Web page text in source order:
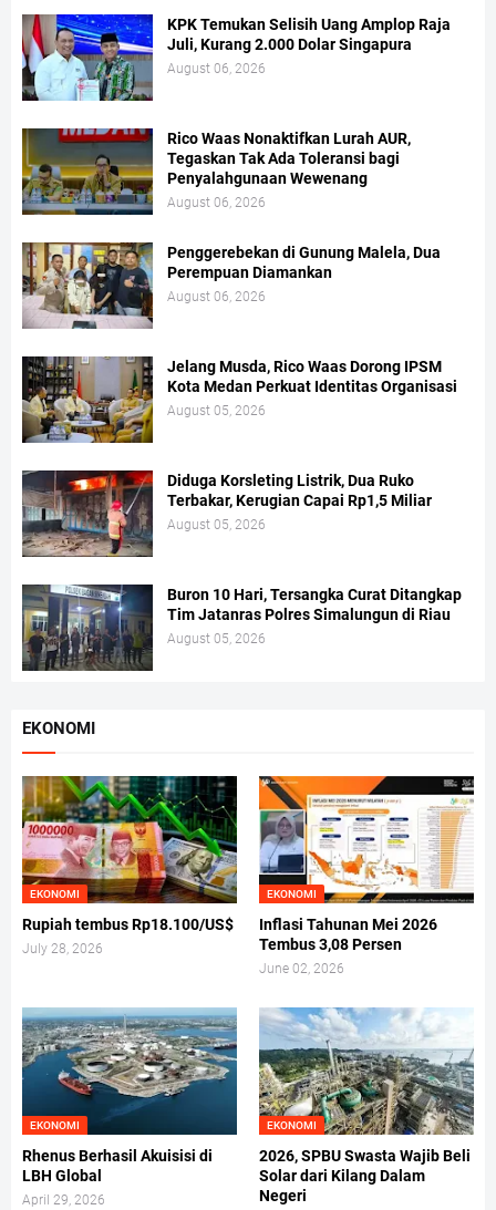
KPK Temukan Selisih Uang Amplop Raja
Juli, Kurang 2.000 Dolar Singapura
August 06, 2026
Rico Waas Nonaktifkan Lurah AUR,
Tegaskan Tak Ada Toleransi bagi
Penyalahgunaan Wewenang
August 06, 2026
Penggerebekan di Gunung Malela, Dua
Perempuan Diamankan
August 06, 2026
Jelang Musda, Rico Waas Dorong IPSM
Kota Medan Perkuat Identitas Organisasi
August 05, 2026
Diduga Korsleting Listrik, Dua Ruko
Terbakar, Kerugian Capai Rp1,5 Miliar
August 05, 2026
Buron 10 Hari, Tersangka Curat Ditangkap
Tim Jatanras Polres Simalungun di Riau
August 05, 2026
EKONOMI
EKONOMI
Rupiah tembus Rp18.100/US$
July 28, 2026
EKONOMI
Inflasi Tahunan Mei 2026
Tembus 3,08 Persen
June 02, 2026
EKONOMI
Rhenus Berhasil Akuisisi di
LBH Global
April 29, 2026
EKONOMI
2026, SPBU Swasta Wajib Beli
Solar dari Kilang Dalam
Negeri